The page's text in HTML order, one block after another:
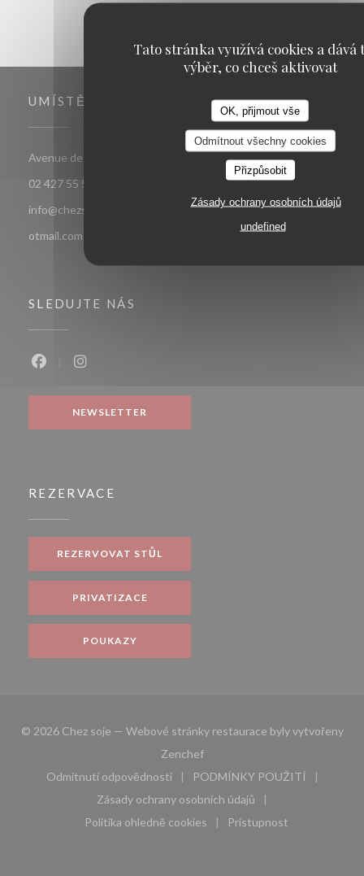
Tato stránka využívá cookies a dává
výběr, co chceš aktivovat
OK, přijmout vše
Odmítnout všechny cookies
Přizpůsobit
Zásady ochrany osobních údajů
undefined
UMÍSTĚNÍ
Avenue de jette 85 1090 Jette Bruxelles((otevře se v novém
02 427 55 52
info@chezsoje.be,dubmichel@hotmail.com,freddubois66@h
otmail.com
SLEDUJTE NÁS
NEWSLETTER
REZERVACE
REZERVOVAT STŮL
PRIVATIZACE
POUKAZY
© 2026 Chez soje — Webové stránky restaurace byly vytvořeny
Zenchef((otevře se v novém okně))
Odmítnutí odpovědnosti
((otevře se v novém okně))
PODMÍNKY POUŽITÍ
((otevře se v novém
Zásady ochrany osobních údajů
((otevře se v novém okně))
Politika ohledně cookies
((otevře se v novém okně))
Pristupnost
((otevře se v novém